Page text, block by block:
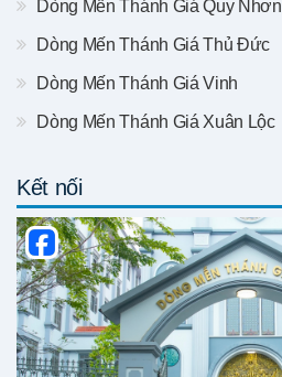
Dòng Mến Thánh Giá Quy Nhơn
Dòng Mến Thánh Giá Thủ Đức
Dòng Mến Thánh Giá Vinh
Dòng Mến Thánh Giá Xuân Lộc
Kết nối